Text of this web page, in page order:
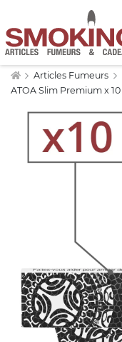
Articles Fumeurs
ATOA Slim Premium x 10